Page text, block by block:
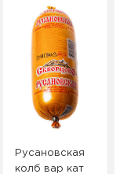
Русановская
колб вар кат